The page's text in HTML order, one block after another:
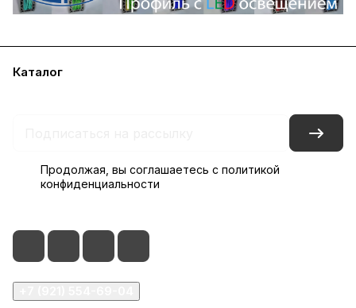
Каталог
Продолжая, вы соглашаетесь с политикой
конфиденциальности